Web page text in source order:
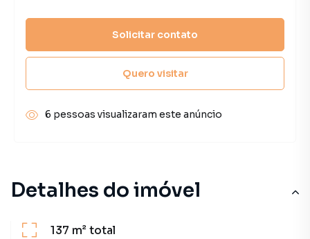
Detalhes do imóvel
137 m²total
Solicitar contato
Quero visitar
6 pessoas visualizaram este anúncio